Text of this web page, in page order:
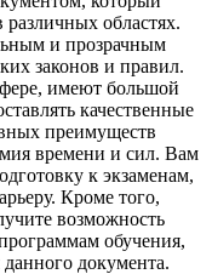
областях.
и прозрачным
законов и правил.
имеют большой
качественные
преимуществ
времени и сил. Вам
к экзаменам,
Кроме того,
возможность
обучения,
документа.